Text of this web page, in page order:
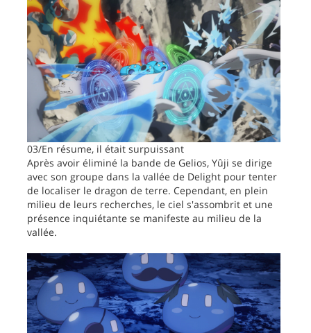
03/En résume, il était surpuissant
Après avoir éliminé la bande de Gelios, Yûji se dirige
avec son groupe dans la vallée de Delight pour tenter
de localiser le dragon de terre. Cependant, en plein
milieu de leurs recherches, le ciel s'assombrit et une
présence inquiétante se manifeste au milieu de la
vallée.